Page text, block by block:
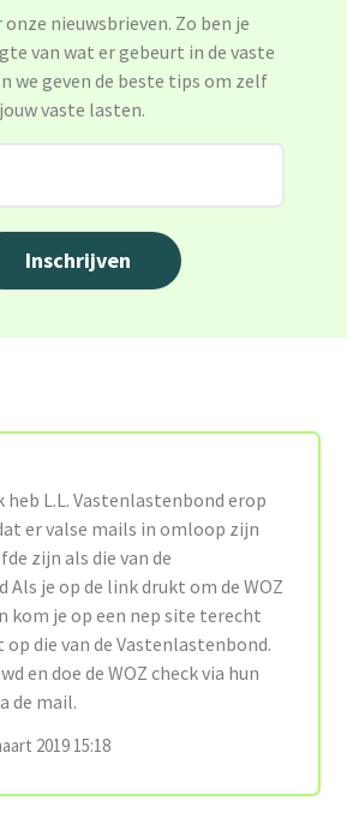
nieuwsbrieven. Zo ben je
van wat er gebeurt in de vaste
we geven de beste tips om zelf
vaste lasten.
heb L.L. Vastenlastenbond erop
er valse mails in omloop zijn
zijn als die van de
Als je op de link drukt om de WOZ
kom je op een nep site terecht
die van de Vastenlastenbond.
en doe de WOZ check via hun
de mail.
2019 15:18